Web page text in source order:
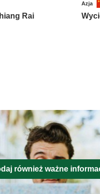
Rai
Azja
również ważne